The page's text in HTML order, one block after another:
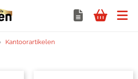
Kantoorartikelen